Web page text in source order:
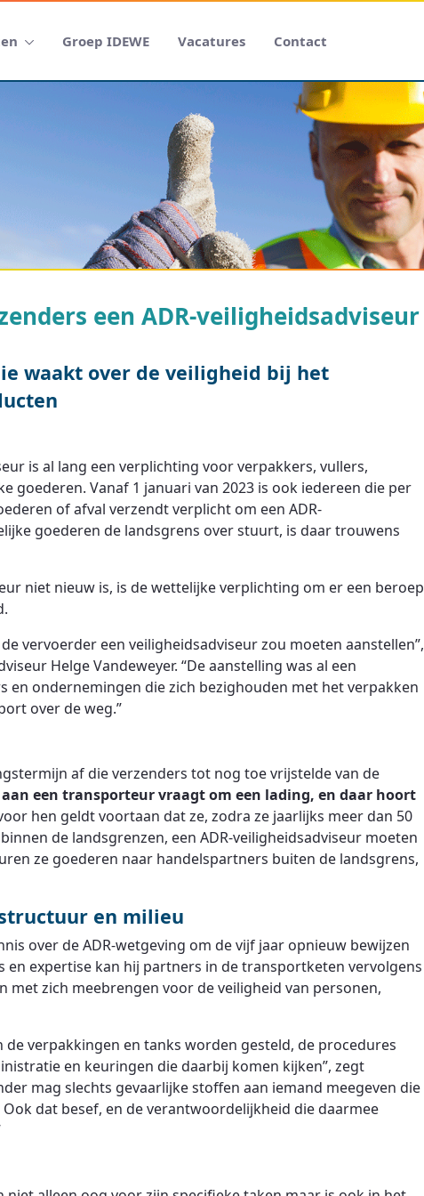
Groep IDEWE Vacatures Contact
een ADR-veiligheidsadviseur
waakt over de veiligheid bij het
is al lang een verplichting voor verpakkers, vullers,
goederen. Vanaf 1 januari van 2023 is ook iedereen die per
of afval verzendt verplicht om een ADR-
goederen de landsgrens over stuurt, is daar trouwens
niet nieuw is, is de wettelijke verplichting om er een beroep
vervoerder een veiligheidsadviseur zou moeten aanstellen”,
Helge Vandeweyer. “De aanstelling was al een
ondernemingen die zich bezighouden met het verpakken
over de weg.”
af die verzenders tot nog toe vrijstelde van de
aan een transporteur vraagt om een lading, en daar hoort
hen geldt voortaan dat ze, zodra ze jaarlijks meer dan 50
de landsgrenzen, een ADR-veiligheidsadviseur moeten
ze goederen naar handelspartners buiten de landsgrens,
en milieu
over de ADR-wetgeving om de vijf jaar opnieuw bewijzen
en expertise kan hij partners in de transportketen vervolgens
met zich meebrengen voor de veiligheid van personen,
de verpakkingen en tanks worden gesteld, de procedures
en keuringen die daarbij komen kijken”, zegt
mag slechts gevaarlijke stoffen aan iemand meegeven die
dat besef, en de verantwoordelijkheid die daarmee